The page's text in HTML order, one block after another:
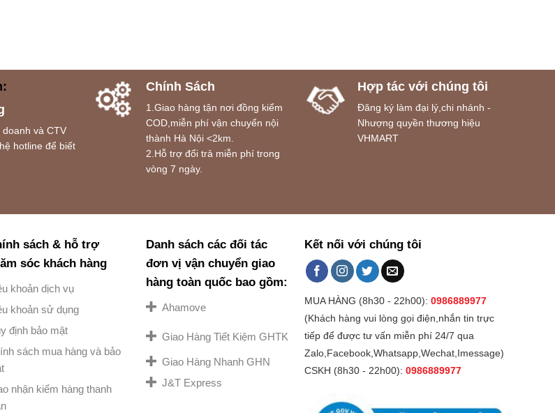
và CTV
hotline để biết
Chính Sách
1.Giao hàng tận nơi đồng kiểm
COD,miễn phí vận chuyển nội
thành Hà Nội <2km.
2.Hỗ trợ đổi trả miễn phí trong
vòng 7 ngày.
Hợp tác với chúng tôi
Đăng ký làm đại lý,chi nhánh -
Nhượng quyền thương hiệu
VHMART
sách & hỗ trợ
sóc khách hàng
khoản dịch vụ
khoản sử dụng
định bảo mật
sách mua hàng và bảo
nhận kiểm hàng thanh
Danh sách các đối tác
đơn vị vận chuyển giao
hàng toàn quốc bao gồm:
Ahamove
Giao Hàng Tiết Kiệm GHTK
Giao Hàng Nhanh GHN
J&T Express
Kết nối với chúng tôi
MUA HÀNG (8h30 - 22h00): 0986889977
(Khách hàng vui lòng gọi điện,nhắn tin trực
tiếp để được tư vấn miễn phí 24/7 qua
Zalo,Facebook,Whatsapp,Wechat,Imessage)
CSKH (8h30 - 22h00): 0986889977